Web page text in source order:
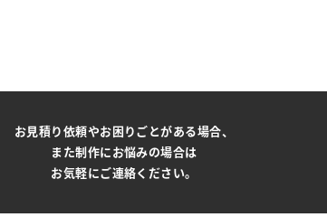
お見積り依頼やお困りごとがある場合、
また制作にお悩みの場合は
お気軽にご連絡ください。